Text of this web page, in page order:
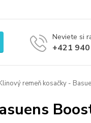
Neviete si
+421
remeň kosačky -